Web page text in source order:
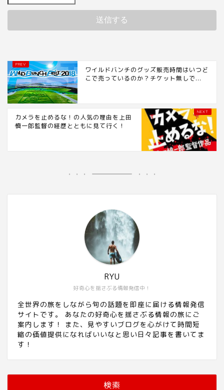
ワイルドバンチのグッズ販売時間はいつど
こで売っているのか？チケット無しで...
カメラを止めるな！の人気の理由を上田
慎一郎監督の経歴とともに見て行く！
好奇心を揺さぶる情報発信中！
RYU
全世界の旅をしながら旬の話題を即座に届ける情報発信
サイトです。 あなたの好奇心を揺さぶる情報の旅にご
案内します！ また、見やすいブログを心がけて時間短
縮の価値提供になればいいなと思い日々記事を書いてま
す！
検索